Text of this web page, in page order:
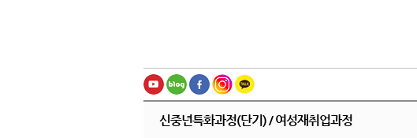
신중년특화과정(단기) / 여성재취업과정